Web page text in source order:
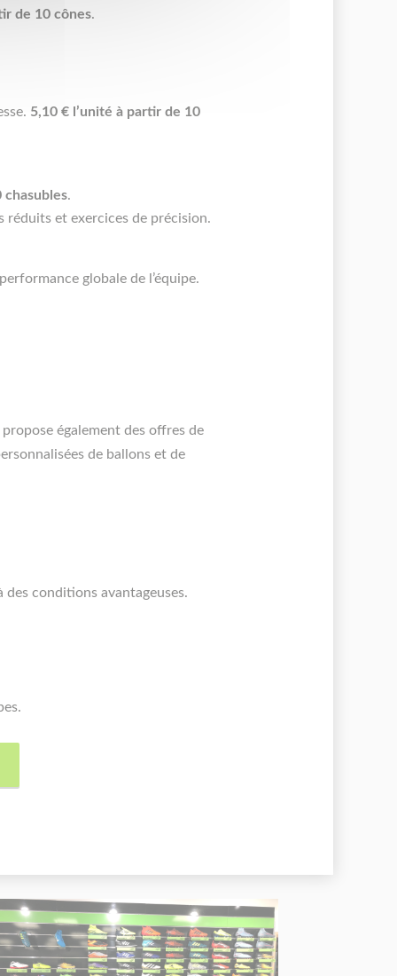
de 10 cônes.
5,10 € l’unité à partir de 10
chasubles.
et exercices de précision.
globale de l’équipe.
également des offres de
de ballons et de
des conditions avantageuses.